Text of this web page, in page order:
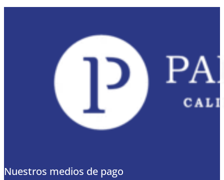
Nuestros medios de pago